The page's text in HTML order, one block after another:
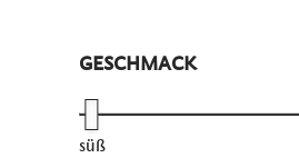
GESCHMACK
süß